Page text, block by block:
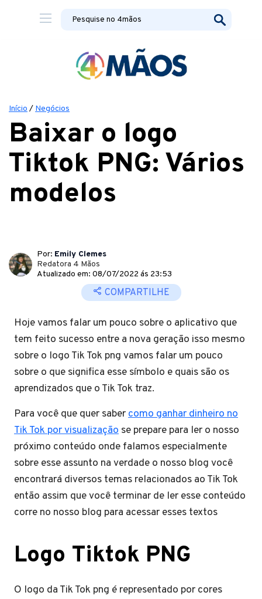
Início / Negócios
Baixar o logo
Tiktok PNG: Vários
modelos
Por: Emily Clemes
Redatora 4 Mãos
Atualizado em: 08/07/2022 ás 23:53
COMPARTILHE
Hoje vamos falar um pouco sobre o aplicativo que
tem feito sucesso entre a nova geração isso mesmo
sobre o logo Tik Tok png vamos falar um pouco
sobre o que significa esse símbolo e quais são os
aprendizados que o Tik Tok traz.
Para você que quer sabercomo ganhar dinheiro no
Tik Tok por visualização se prepare para ler o nosso
próximo conteúdo onde falamos especialmente
sobre esse assunto na verdade o nosso blog você
encontrará diversos temas relacionados ao Tik Tok
então assim que você terminar de ler esse conteúdo
corre no nosso blog para acessar esses textos
Logo Tiktok PNG
O logo da Tik Tok png é representado por cores